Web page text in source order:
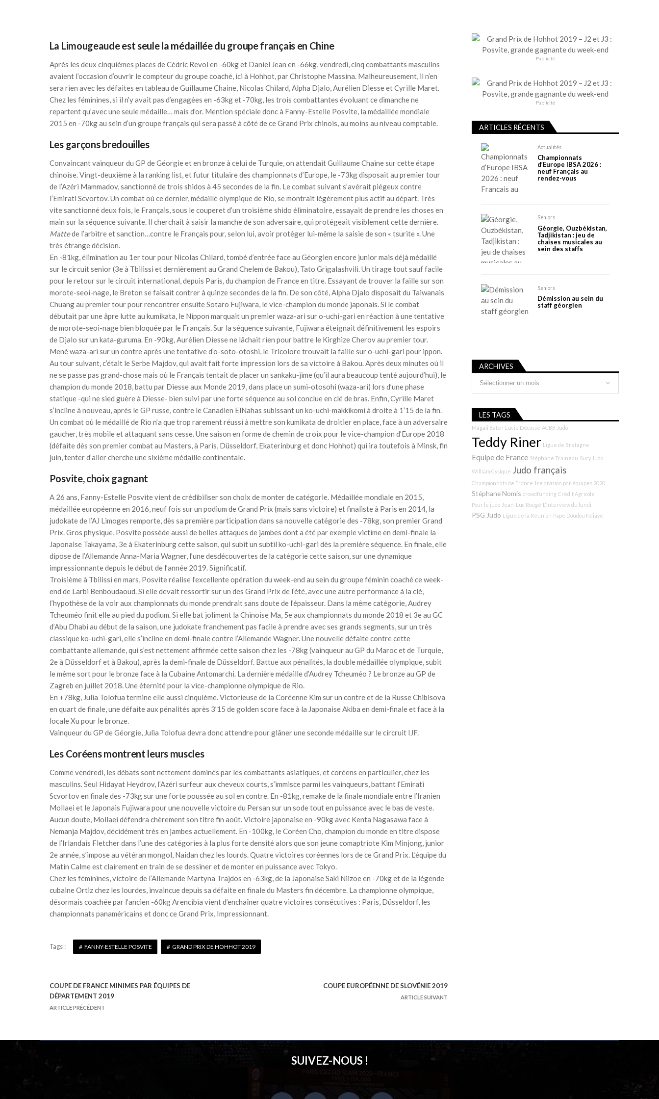
La Limougeaude est seule la médaillée du groupe français en Chine
Après les deux cinquièmes places de Cédric Revol en -60kg et Daniel Jean en -66kg, vendredi, cinq combattants masculins
avaient l’occasion d’ouvrir le compteur du groupe coaché, ici à Hohhot, par Christophe Massina. Malheureusement, il n’en
sera rien avec les défaites en tableau de Guillaume Chaine, Nicolas Chilard, Alpha Djalo, Aurélien Diesse et Cyrille Maret.
Chez les féminines, si il n’y avait pas d’engagées en -63kg et -70kg, les trois combattantes évoluant ce dimanche ne
repartent qu’avec une seule médaille… mais d’or. Mention spéciale donc à Fanny-Estelle Posvite, la médaillée mondiale
2015 en -70kg au sein d’un groupe français qui sera passé à côté de ce Grand Prix chinois, au moins au niveau comptable.
Les garçons bredouilles
Convaincant vainqueur du GP de Géorgie et en bronze à celui de Turquie, on attendait Guillaume Chaine sur cette étape
chinoise. Vingt-deuxième à la ranking list, et futur titulaire des championnats d’Europe, le -73kg disposait au premier tour
de l’Azéri Mammadov, sanctionné de trois shidos à 45 secondes de la fin. Le combat suivant s’avérait piégeux contre
l’Emirati Scvortov. Un combat où ce dernier, médaillé olympique de Rio, se montrait légèrement plus actif au départ. Très
vite sanctionné deux fois, le Français, sous le couperet d’un troisième shido éliminatoire, essayait de prendre les choses en
main sur la séquence suivante. Il cherchait à saisir la manche de son adversaire, qui protégeait visiblement cette dernière.
Mattede l’arbitre et sanction…contre le Français pour, selon lui, avoir protéger lui-même la saisie de son « tsurite ». Une
très étrange décision.
En -81kg, élimination au 1er tour pour Nicolas Chilard, tombé d’entrée face au Géorgien encore junior mais déjà médaillé
sur le circuit senior (3e à Tbilissi et dernièrement au Grand Chelem de Bakou), Tato Grigalashvili. Un tirage tout sauf facile
pour le retour sur le circuit international, depuis Paris, du champion de France en titre. Essayant de trouver la faille sur son
morote-seoi-nage, le Breton se faisait contrer à quinze secondes de la fin. De son côté, Alpha Djalo disposait du Taiwanais
Chuang au premier tour pour rencontrer ensuite Sotaro Fujiwara, le vice-champion du monde japonais. Si le combat
débutait par une âpre lutte au kumikata, le Nippon marquait un premier waza-ari sur o-uchi-gari en réaction à une tentative
de morote-seoi-nage bien bloquée par le Français. Sur la séquence suivante, Fujiwara éteignait définitivement les espoirs
de Djalo sur un kata-guruma. En -90kg, Aurélien Diesse ne lâchait rien pour battre le Kirghize Cherov au premier tour.
Mené waza-ari sur un contre après une tentative d’o-soto-otoshi, le Tricolore trouvait la faille sur o-uchi-gari pour ippon.
Au tour suivant, c’était le Serbe Majdov, qui avait fait forte impression lors de sa victoire à Bakou. Après deux minutes où il
ne se passe pas grand-chose mais où le Français tentait de placer un sankaku-jime (qu’il aura beaucoup tenté aujourd’hui), le
champion du monde 2018, battu par Diesse aux Monde 2019, dans place un sumi-otosohi (waza-ari) lors d’une phase
statique -qui ne sied guère à Diesse- bien suivi par une forte séquence au sol conclue en clé de bras. Enfin, Cyrille Maret
s’incline à nouveau, après le GP russe, contre le Canadien ElNahas subissant un ko-uchi-makkikomi à droite à 1’15 de la fin.
Un combat où le médaillé de Rio n’a que trop rarement réussi à mettre son kumikata de droitier en place, face à un adversaire
gaucher, très mobile et attaquant sans cesse. Une saison en forme de chemin de croix pour le vice-champion d’Europe 2018
(défaite dès son premier combat au Masters, à Paris, Düsseldorf, Ekaterinburg et donc Hohhot) qui ira toutefois à Minsk, fin
juin, tenter d’aller cherche une sixième médaille continentale.
Posvite, choix gagnant
A 26 ans, Fanny-Estelle Posvite vient de crédibiliser son choix de monter de catégorie. Médaillée mondiale en 2015,
médaillée européenne en 2016, neuf fois sur un podium de Grand Prix (mais sans victoire) et finaliste à Paris en 2014, la
judokate de l’AJ Limoges remporte, dès sa première participation dans sa nouvelle catégorie des -78kg, son premier Grand
Prix. Gros physique, Posvite possède aussi de belles attaques de jambes dont a été par exemple victime en demi-finale la
Japonaise Takayama, 3e à Ekaterinburg cette saison, qui subit un subtil ko-uchi-gari dès la première séquence. En finale, elle
dipose de l’Allemande Anna-Maria Wagner, l’une desdécouvertes de la catégorie cette saison, sur une dynamique
impressionnante depuis le début de l’année 2019. Significatif.
Troisième à Tbilissi en mars, Posvite réalise l’excellente opération du week-end au sein du groupe féminin coaché ce week-
end de Larbi Benboudaoud. Si elle devait ressortir sur un des Grand Prix de l’été, avec une autre performance à la clé,
l’hypothèse de la voir aux championnats du monde prendrait sans doute de l’épaisseur. Dans la même catégorie, Audrey
Tcheuméo finit elle au pied du podium. Si elle bat joliment la Chinoise Ma, 5e aux championnats du monde 2018 et 3e au GC
d’Abu Dhabi au début de la saison, une judokate franchement pas facile à prendre avec ses grands segments, sur un très
classique ko-uchi-gari, elle s’incline en demi-finale contre l’Allemande Wagner. Une nouvelle défaite contre cette
combattante allemande, qui s’est nettement affirmée cette saison chez les -78kg (vainqueur au GP du Maroc et de Turquie,
2e à Düsseldorf et à Bakou), après la demi-finale de Düsseldorf. Battue aux pénalités, la double médaillée olympique, subit
le même sort pour le bronze face à la Cubaine Antomarchi. La dernière médaille d’Audrey Tcheuméo ? Le bronze au GP de
Zagreb en juillet 2018. Une éternité pour la vice-championne olympique de Rio.
En +78kg, Julia Tolofua termine elle aussi cinquième. Victorieuse de la Coréenne Kim sur un contre et de la Russe Chibisova
en quart de finale, une défaite aux pénalités après 3’15 de golden score face à la Japonaise Akiba en demi-finale et face à la
locale Xu pour le bronze.
Vainqueur du GP de Géorgie, Julia Tolofua devra donc attendre pour glâner une seconde médaille sur le circruit IJF.
Les Coréens montrent leurs muscles
Comme vendredi, les débats sont nettement dominés par les combattants asiatiques, et coréens en particulier, chez les
masculins. Seul Hidayat Heydrov, l’Azéri surfeur aux cheveux courts, s’immisce parmi les vainqueurs, battant l’Emirati
Scvortov en finale des -73kg sur une forte poussée au sol en contre. En -81kg, remake de la finale mondiale entre l’Iranien
Mollaei et le Japonais Fujiwara pour une nouvelle victoire du Persan sur un sode tout en puissance avec le bas de veste.
Aucun doute, Mollaei défendra chèrement son titre fin août. Victoire japonaise en -90kg avec Kenta Nagasawa face à
Nemanja Majdov, décidément très en jambes actuellement. En -100kg, le Coréen Cho, champion du monde en titre dispose
de l’Irlandais Fletcher dans l’une des catégories à la plus forte densité alors que son jeune comaptriote Kim Minjong, junior
2e année, s’impose au vétéran mongol, Naidan chez les lourds. Quatre victoires coréennes lors de ce Grand Prix. L’équipe du
Matin Calme est clairement en train de se dessiner et de monter en puissance avec Tokyo.
Chez les féminines, victoire de l’Allemande Martyna Trajdos en -63kg, de la Japonaise Saki Niizoe en -70kg et de la légende
cubaine Ortiz chez les lourdes, invaincue depuis sa défaite en finale du Masters fin décembre. La championne olympique,
désormais coachée par l’ancien -60kg Arencibia vient d’enchaîner quatre victoires consécutives : Paris, Düsseldorf, les
championnats panaméricains et donc ce Grand Prix. Impressionnant.
Tags : FANNY-ESTELLE POSVITE GRAND PRIX DE HOHHOT 2019
N
a
i
COUPE DE FRANCE MINIMES PAR ÉQUIPES DE
DÉPARTEMENT 2019
ARTICLE PRÉCÉDENT
COUPE EUROPÉENNE DE SLOVÉNIE 2019
ARTICLE SUIVANT
Publicité
Publicité
ARTICLES RÉCENTS
Actualités
Championnats
d’Europe IBSA 2026 :
neuf Français au
rendez-vous
Seniors
Géorgie, Ouzbékistan,
Tadjikistan : jeu de
chaises musicales au
sein des staffs
Seniors
Démission au sein du
staff géorgien
ARCHIVES
LES TAGS
Magali Baton Lucie Décosse ACBB Judo
Teddy Riner Ligue de Bretagne
Equipe de France Stéphane Traineau Sucy Judo
William Cysique Judo français
Championnats de France 1re division par équipes 2020
Stéphane Nomis crowdfunding Crédit Agricole
Pour le judo Jean-Luc Rougé L'interview du lundi
PSG Judo Ligue de la Réunion Pape Doudou Ndiaye
SUIVEZ-NOUS !